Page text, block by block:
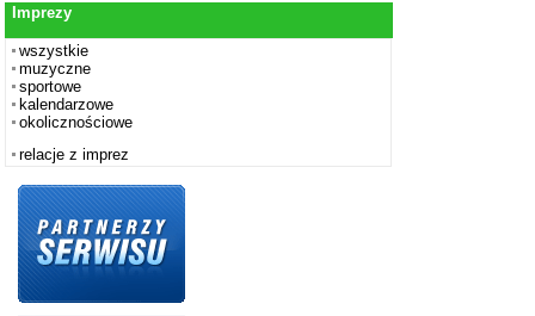
Imprezy
wszystkie
muzyczne
sportowe
kalendarzowe
okolicznościowe
relacje z imprez